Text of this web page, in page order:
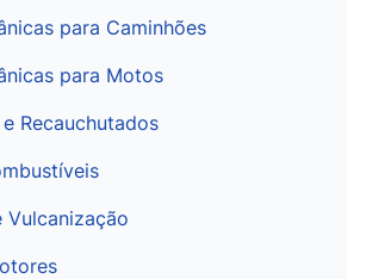
para Caminhões
para Motos
Recauchutados
Vulcanização